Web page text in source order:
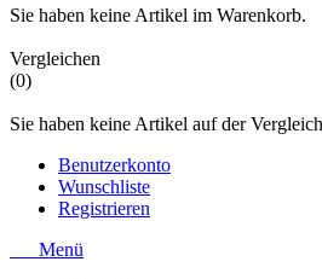
Sie haben keine Artikel im Warenkorb.
Vergleichen
(0)
Sie haben keine Artikel auf der
Benutzerkonto
Wunschliste
Registrieren
Menü